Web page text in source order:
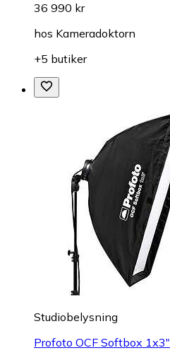
36 990 kr
hos Kameradoktorn
+5 butiker
Studiobelysning
Profoto OCF Softbox 1x3"